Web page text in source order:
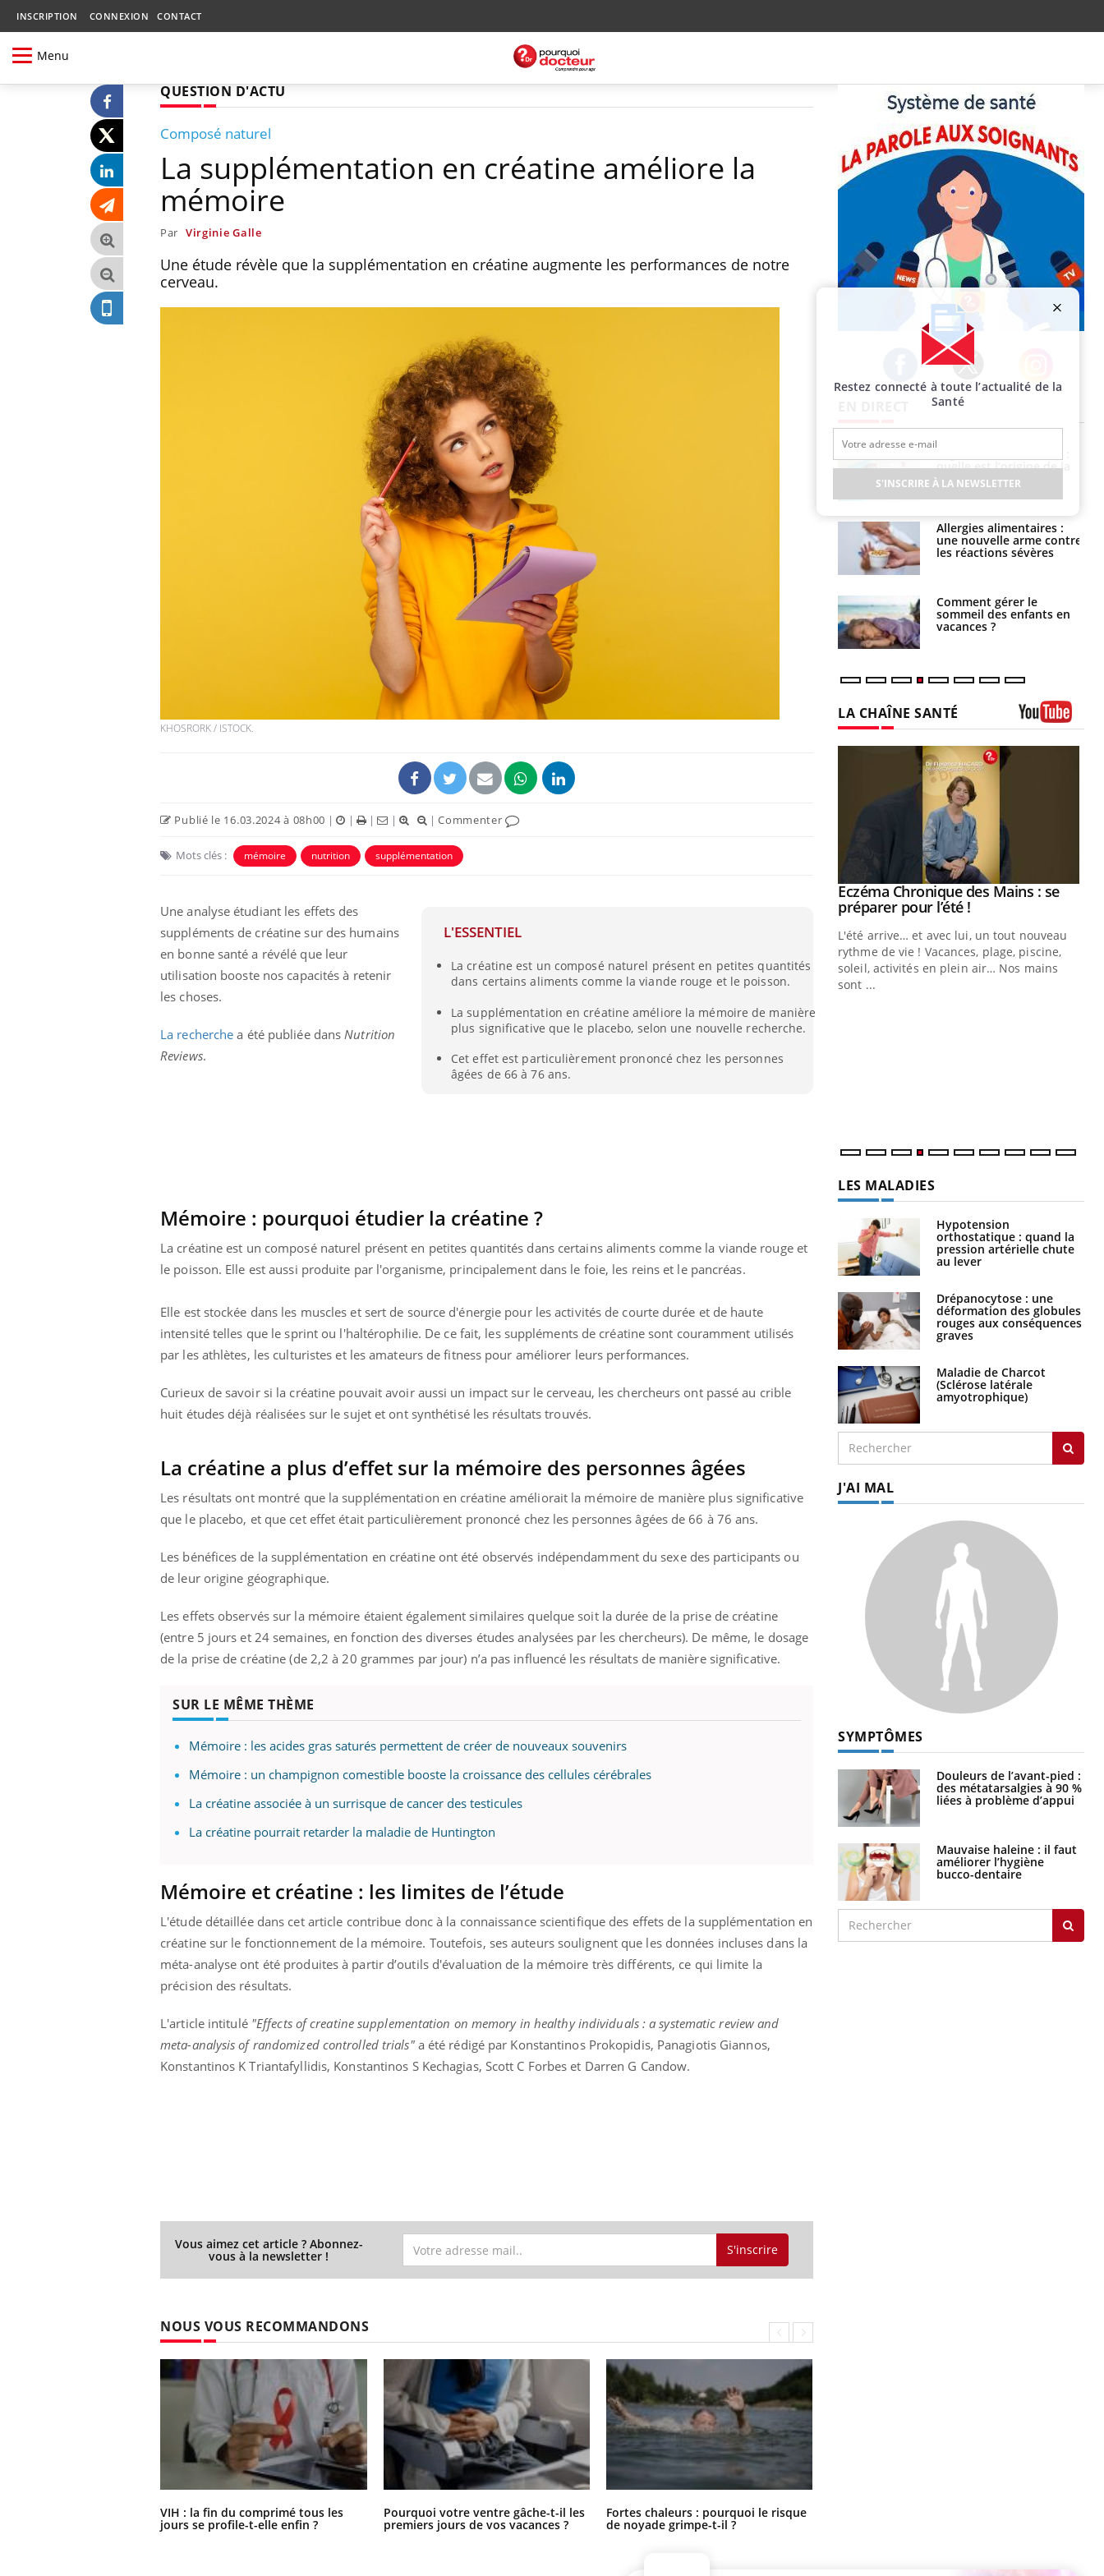
INSCRIPTION CONNEXION CONTACT
Menu
QUESTION D'ACTU
Composé naturel
La supplémentation en créatine améliore la
mémoire
Par Virginie Galle
Une étude révèle que la supplémentation en créatine augmente les performances de notre
cerveau.
KHOSRORK / ISTOCK.
Publié le 16.03.2024 à 08h00 | | | | |Commenter
Mots clés : mémoire nutrition supplémentation
L'ESSENTIEL
La créatine est un composé naturel présent en petites quantités
dans certains aliments comme la viande rouge et le poisson.
La supplémentation en créatine améliore la mémoire de manière
plus significative que le placebo, selon une nouvelle recherche.
Cet effet est particulièrement prononcé chez les personnes
âgées de 66 à 76 ans.
Une analyse étudiant les effets des
suppléments de créatine sur des humains
en bonne santé a révélé que leur
utilisation booste nos capacités à retenir
les choses.
La recherche a été publiée dansNutrition
Reviews.
Mémoire : pourquoi étudier la créatine ?
La créatine est un composé naturel présent en petites quantités dans certains aliments comme la viande rouge et
le poisson. Elle est aussi produite par l'organisme, principalement dans le foie, les reins et le pancréas.
Elle est stockée dans les muscles et sert de source d'énergie pour les activités de courte durée et de haute
intensité telles que le sprint ou l'haltérophilie. De ce fait, les suppléments de créatine sont couramment utilisés
par les athlètes, les culturistes et les amateurs de fitness pour améliorer leurs performances.
Curieux de savoir si la créatine pouvait avoir aussi un impact sur le cerveau, les chercheurs ont passé au crible
huit études déjà réalisées sur le sujet et ont synthétisé les résultats trouvés.
La créatine a plus d’effet sur la mémoire des personnes âgées
Les résultats ont montré que la supplémentation en créatine améliorait la mémoire de manière plus significative
que le placebo, et que cet effet était particulièrement prononcé chez les personnes âgées de 66 à 76 ans.
Les bénéfices de la supplémentation en créatine ont été observés indépendamment du sexe des participants ou
de leur origine géographique.
Les effets observés sur la mémoire étaient également similaires quelque soit la durée de la prise de créatine
(entre 5 jours et 24 semaines, en fonction des diverses études analysées par les chercheurs). De même, le dosage
de la prise de créatine (de 2,2 à 20 grammes par jour) n’a pas influencé les résultats de manière significative.
SUR LE MÊME THÈME
Mémoire : les acides gras saturés permettent de créer de nouveaux souvenirs
Mémoire : un champignon comestible booste la croissance des cellules cérébrales
La créatine associée à un surrisque de cancer des testicules
La créatine pourrait retarder la maladie de Huntington
Mémoire et créatine : les limites de l’étude
L'étude détaillée dans cet article contribue donc à la connaissance scientifique des effets de la supplémentation en
créatine sur le fonctionnement de la mémoire. Toutefois, ses auteurs soulignent que les données incluses dans la
méta-analyse ont été produites à partir d’outils d'évaluation de la mémoire très différents, ce qui limite la
précision des résultats.
L'article intitulé "Effects of creatine supplementation on memory in healthy individuals : a systematic review and
meta-analysis of randomized controlled trials"a été rédigé par Konstantinos Prokopidis, Panagiotis Giannos,
Konstantinos K Triantafyllidis, Konstantinos S Kechagias, Scott C Forbes et Darren G Candow.
Vous aimez cet article ? Abonnez-
vous à la newsletter ! S'inscrire
NOUS VOUS RECOMMANDONS
VIH : la fin du comprimé tous les
jours se profile-t-elle enfin ?
Pourquoi votre ventre gâche-t-il les
premiers jours de vos vacances ?
Fortes chaleurs : pourquoi le risque
de noyade grimpe-t-il ?
Facebook Twitter Instagram
Le Viagra pourrait-il
freiner la propagation du
cancer ?
Pourquoi manger moins
de protéines pourrait
finalement être bénéfique
Grossesse et chaleur : ce
que dit la science
quelle est l’origine de la
contamination ?
Allergies alimentaires :
une nouvelle arme contre
les réactions sévères
Comment gérer le
sommeil des enfants en
vacances ?
LA CHAÎNE SANTÉ
expliquer ma maladieYoutube
Il y a des sujets qui sont faciles à aborder...
d'autres non ! D'un côté, poser des
questions sur la maladie d'un proche c'est
prévenir
Fatigue, irritabilité, brouillard mental ou
même alopécie… Les symptômes de la
carence en fer sont multiples ce qui la rend
...
patients comme parfois chez les soignants.
Youtube
Eczéma Chronique des Mains : se
préparer pour l’été !Youtube
L'été arrive… et avec lui, un tout nouveau
rythme de vie ! Vacances, plage, piscine,
soleil, activités en plein air… Nos mains
sont ...
LES MALADIES
Hypotension
orthostatique : quand la
pression artérielle chute
au lever
Drépanocytose : une
déformation des globules
rouges aux conséquences
graves
Maladie de Charcot
(Sclérose latérale
amyotrophique)
J'AI MAL
SYMPTÔMES
Douleurs de l’avant-pied :
des métatarsalgies à 90 %
liées à problème d’appui
Mauvaise haleine : il faut
améliorer l’hygiène
bucco-dentaire
Restez connecté à toute l’actualité de la
Santé
S'INSCRIRE À LA NEWSLETTER